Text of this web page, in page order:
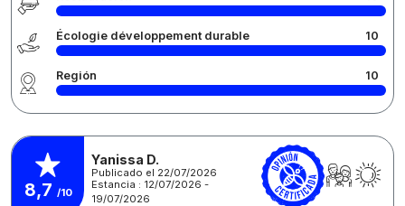
Écologie développement durable 10
Región 10
8,7 /10
Yanissa D.
Publicado el 22/07/2026
Estancia : 12/07/2026 -
19/07/2026